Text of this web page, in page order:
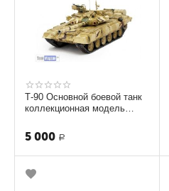
Т-90 Основной боевой танк
коллекционная модель
5 000 Р